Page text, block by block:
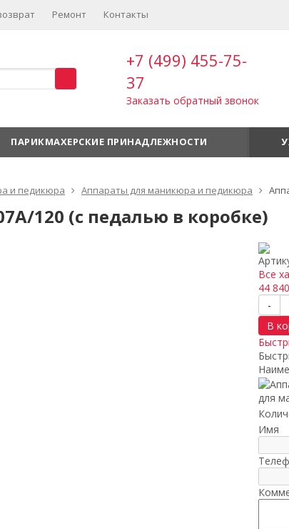
Ремонт Контакты
+7 (499) 455-75-
37
Заказать обратный звонок
ПАРИКМАХЕРСКИЕ ПРИНАДЛЕЖНОСТИ
и педикюра Аппараты для маникюра и педикюра
120 (с педалью в коробке)
Все
44 840
-
В
для
Имя